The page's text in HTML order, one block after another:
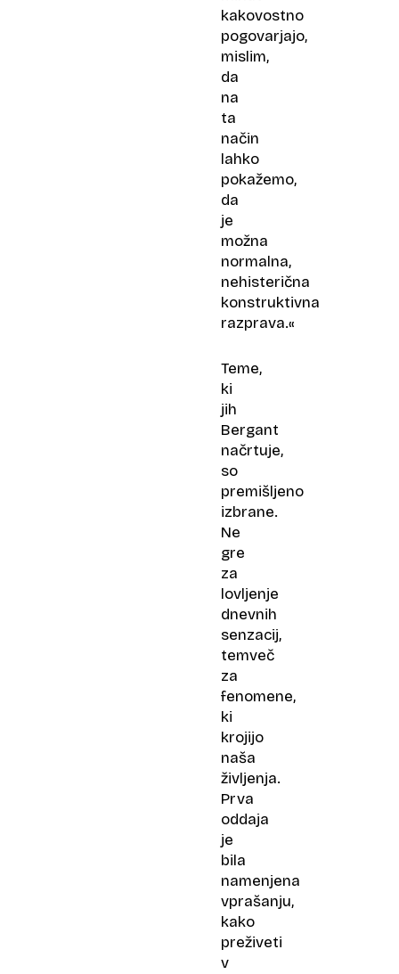
kakovostno
pogovarjajo,
mislim,
da
na
ta
način
lahko
pokažemo,
da
je
možna
normalna,
nehisterična
konstruktivna
razprava.«
Teme,
ki
jih
Bergant
načrtuje,
so
premišljeno
izbrane.
Ne
gre
za
lovljenje
dnevnih
senzacij,
temveč
za
fenomene,
ki
krojijo
naša
življenja.
Prva
oddaja
je
bila
namenjena
vprašanju,
kako
preživeti
v